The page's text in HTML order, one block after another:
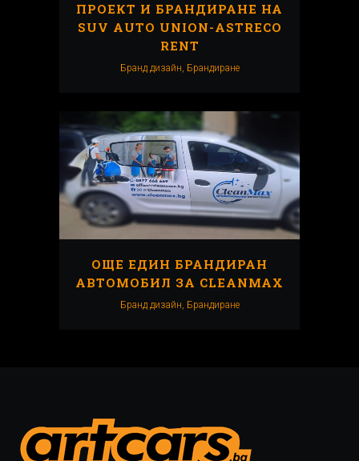
ПРОЕКТ И БРАНДИРАНЕ НА
SUV AUTO UNION-ASTRECO
RENT
Бранд дизайн, Брандиранe
ОЩЕ ЕДИН БРАНДИРАН
АВТОМОБИЛ ЗА CLEANMAX
Бранд дизайн, Брандиранe